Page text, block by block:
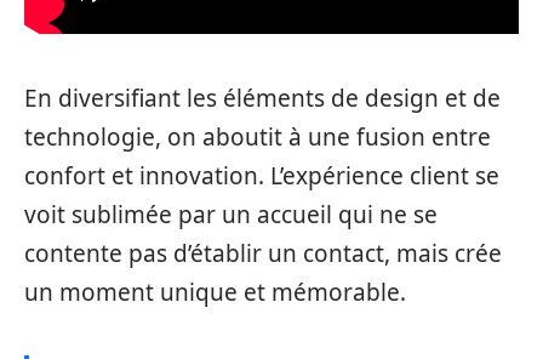
En diversifiant les éléments de design et de
technologie, on aboutit à une fusion entre
confort et innovation. L’expérience client se
voit sublimée par un accueil qui ne se
contente pas d’établir un contact, mais crée
un moment unique et mémorable.